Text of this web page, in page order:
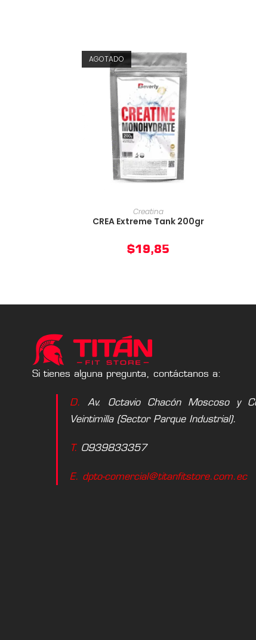
AGOTADO
AÑADIR AL CARRITO
Creatina
CREA Extreme Tank 200gr
$19,85
Si tienes alguna pregunta, contáctanos a:
D. Av. Octavio Chacón Moscoso y
Veintimilla (Sector Parque Industrial).
T. 0939833357
E. dpto-comercial@titanfitstore.com.ec